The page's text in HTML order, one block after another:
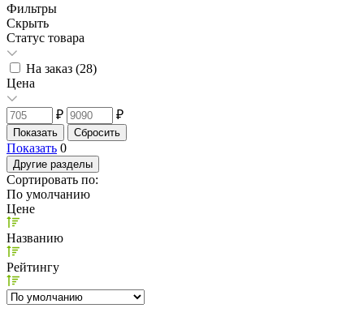
Фильтры
Скрыть
Статус товара
На заказ (28)
Цена
₽ ₽
Показать 0
Другие разделы
Сортировать по:
По умолчанию
Цене
Названию
Рейтингу